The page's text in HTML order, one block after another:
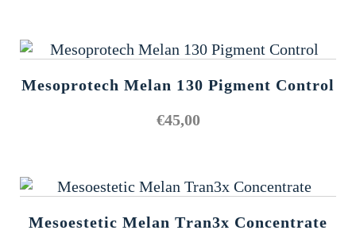
Mesoprotech Melan 130 Pigment Control
€45,00
Mesoestetic Melan Tran3x Concentrate